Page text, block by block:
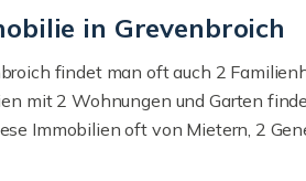
in Grevenbroich
findet man oft auch 2
mit 2 Wohnungen und Garten
Immobilien oft von Mietern, 2